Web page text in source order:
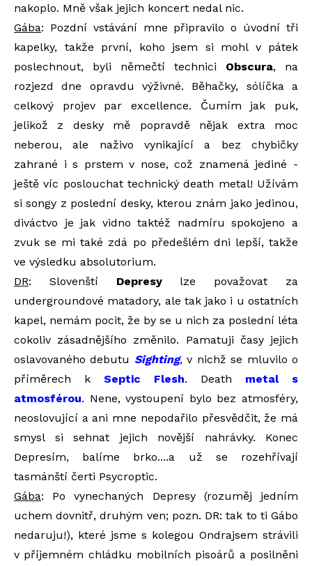
nakoplo. Mně však jejich koncert nedal nic.
Gába: Pozdní vstávání mne připravilo o úvodní tři
kapelky, takže první, koho jsem si mohl v pátek
poslechnout, byli němečtí technici Obscura, na
rozjezd dne opravdu výživné. Běhačky, sólíčka a
celkový projev par excellence. Čumím jak puk,
jelikož z desky mě popravdě nějak extra moc
neberou, ale naživo vynikající a bez chybičky
zahrané i s prstem v nose, což znamená jediné -
ještě víc poslouchat technický death metal! Užívám
si songy z poslední desky, kterou znám jako jedinou,
diváctvo je jak vidno taktéž nadmíru spokojeno a
zvuk se mi také zdá po předešlém dni lepší, takže
ve výsledku absolutorium.
DR: Slovenští Depresylze považovat za
undergroundové matadory, ale tak jako i u ostatních
kapel, nemám pocit, že by se u nich za poslední léta
cokoliv zásadnějšího změnilo. Pamatuji časy jejich
oslavovaného debutu Sighting, v nichž se mluvilo o
příměrech k Septic Flesh. Death metal s
atmosférou. Nene, vystoupení bylo bez atmosféry,
neoslovující a ani mne nepodařilo přesvědčit, že má
smysl si sehnat jejich novější nahrávky. Konec
Depresím, balíme brko....a už se rozehřívají
tasmánští čerti Psycroptic.
Gába: Po vynechaných Depresy (rozuměj jedním
uchem dovnitř, druhým ven; pozn. DR: tak to ti Gábo
nedaruju!), které jsme s kolegou Ondrajsem strávili
v příjemném chládku mobilních pisoárů a posilněni